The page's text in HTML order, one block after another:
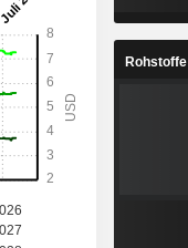
Rohstoffe